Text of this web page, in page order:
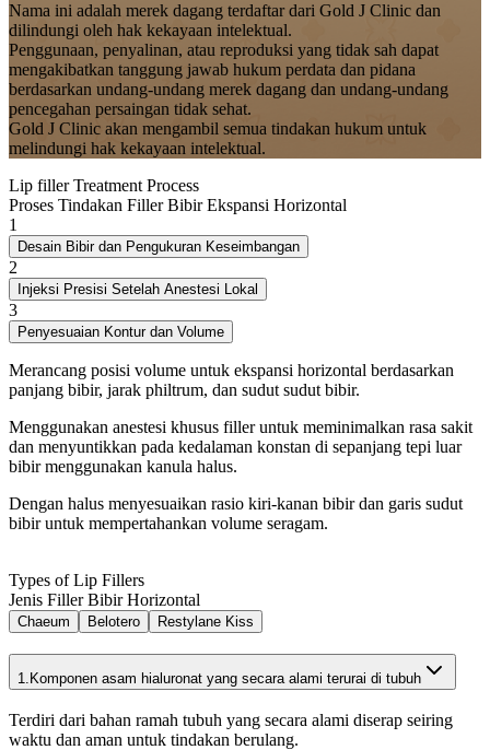
Nama ini adalah merek dagang terdaftar dari Gold J Clinic dan
dilindungi oleh hak kekayaan intelektual.
Penggunaan, penyalinan, atau reproduksi yang tidak sah dapat
mengakibatkan tanggung jawab hukum perdata dan pidana
berdasarkan undang-undang merek dagang dan undang-undang
pencegahan persaingan tidak sehat.
Gold J Clinic akan mengambil semua tindakan hukum untuk
melindungi hak kekayaan intelektual.
Lip filler Treatment Process
Proses Tindakan Filler Bibir Ekspansi Horizontal
1
Desain Bibir dan Pengukuran Keseimbangan
2
Injeksi Presisi Setelah Anestesi Lokal
3
Penyesuaian Kontur dan Volume
Merancang posisi volume untuk ekspansi horizontal berdasarkan
panjang bibir, jarak philtrum, dan sudut sudut bibir.
Menggunakan anestesi khusus filler untuk meminimalkan rasa sakit
dan menyuntikkan pada kedalaman konstan di sepanjang tepi luar
bibir menggunakan kanula halus.
Dengan halus menyesuaikan rasio kiri-kanan bibir dan garis sudut
bibir untuk mempertahankan volume seragam.
Types of Lip Fillers
Jenis Filler Bibir Horizontal
Chaeum Belotero Restylane Kiss
1. Komponen asam hialuronat yang secara alami terurai di tubuh
Terdiri dari bahan ramah tubuh yang secara alami diserap seiring
waktu dan aman untuk tindakan berulang.